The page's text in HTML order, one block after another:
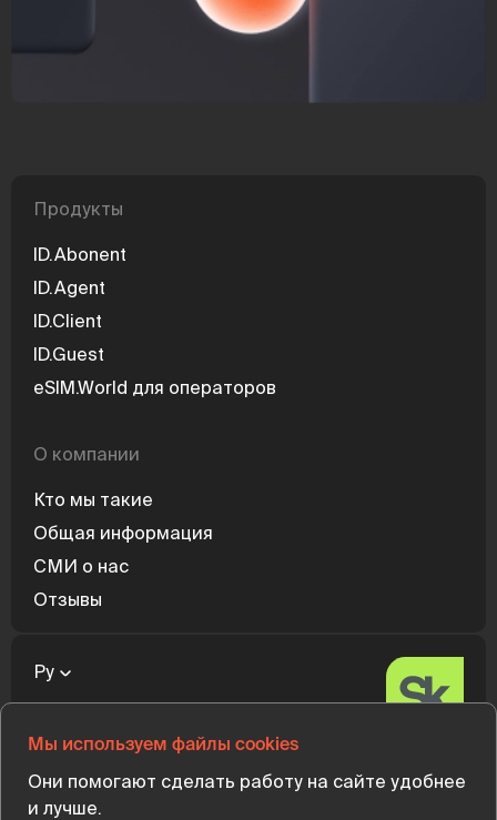
Продукты
ID.Abonent
ID.Agent
ID.Client
ID.Guest
eSIM.World для операторов
О компании
Кто мы такие
Общая информация
СМИ о нас
Отзывы
Ру
Мы используем файлы cookies
Они помогают сделать работу на сайте удобнее
и лучше.